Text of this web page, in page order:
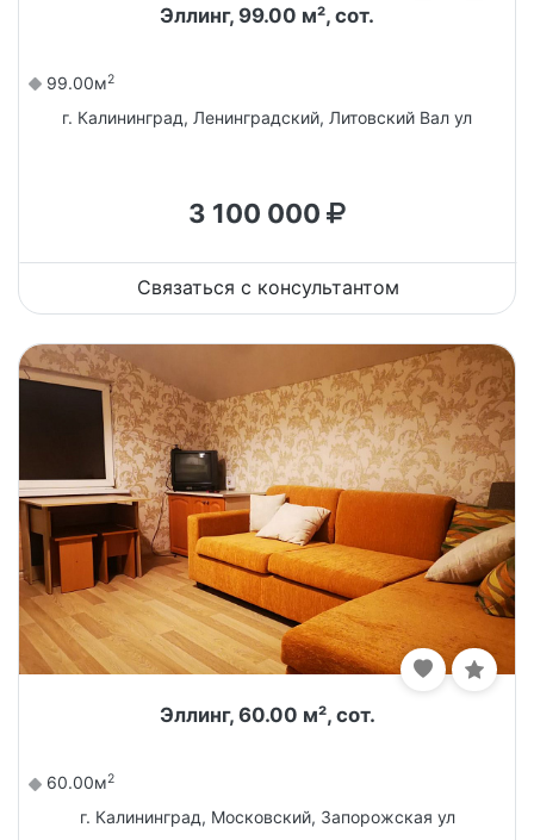
Эллинг, 99.00 м², сот.
99.00м2
г. Калининград, Ленинградский, Литовский Вал ул
3 100 000
Связаться с консультантом
Эллинг, 60.00 м², сот.
60.00м2
г. Калининград, Московский, Запорожская ул